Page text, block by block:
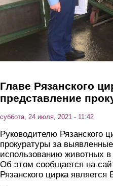
Главе Рязанского
представление
суббота, 24 июля, 2021 - 11:42
Руководителю Рязанского
прокуратуры за
использованию животных
Об этом сообщается на
Рязанского цирка